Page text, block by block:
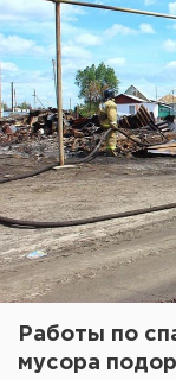
Работы по
мусора